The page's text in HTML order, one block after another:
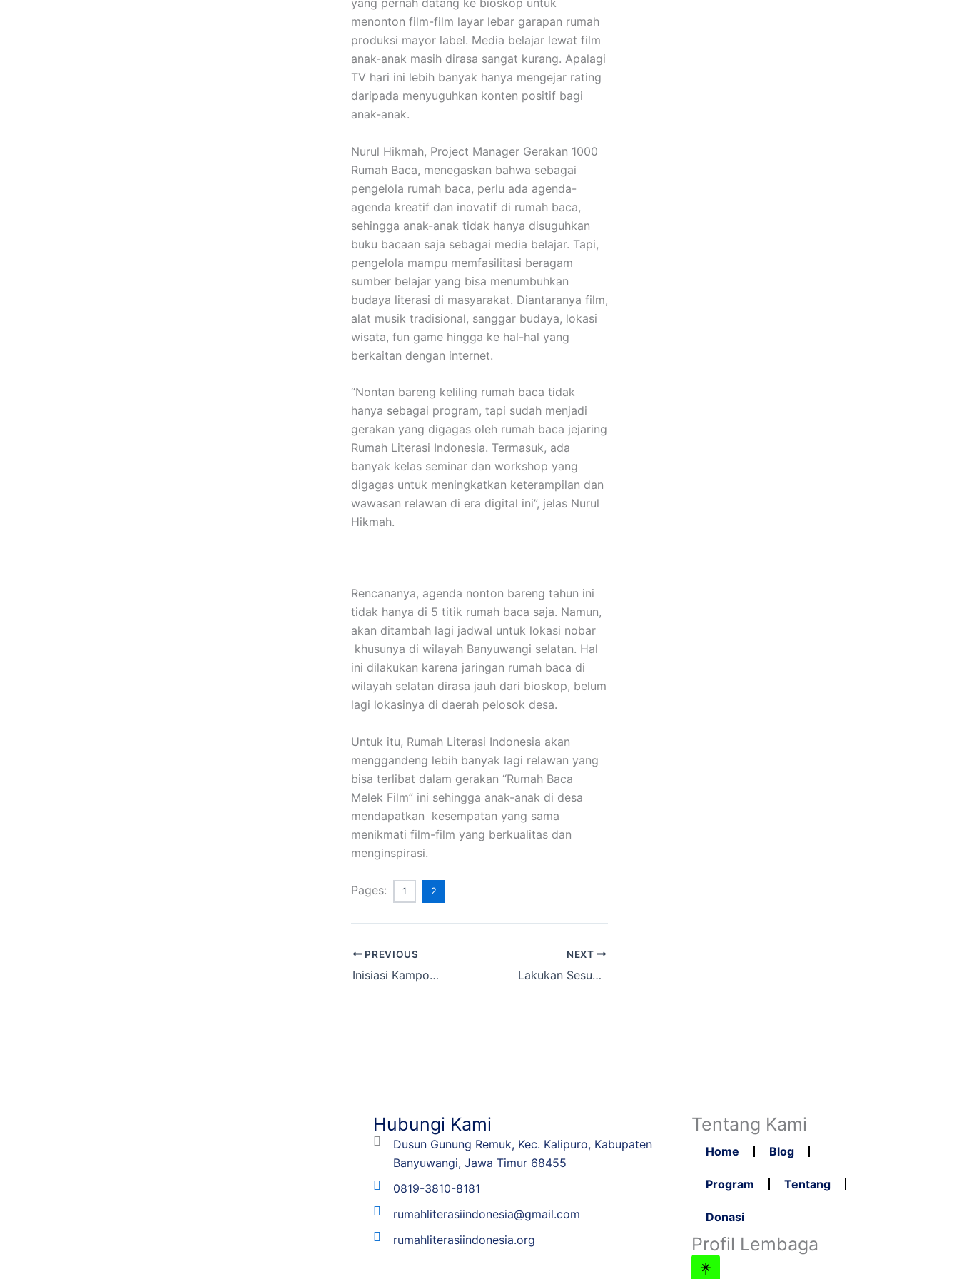
yang pernah datang ke bioskop untuk
menonton film-film layar lebar garapan rumah
produksi mayor label. Media belajar lewat film
anak-anak masih dirasa sangat kurang. Apalagi
TV hari ini lebih banyak hanya mengejar rating
daripada menyuguhkan konten positif bagi
anak-anak.
Nurul Hikmah, Project Manager Gerakan 1000
Rumah Baca, menegaskan bahwa sebagai
pengelola rumah baca, perlu ada agenda-
agenda kreatif dan inovatif di rumah baca,
sehingga anak-anak tidak hanya disuguhkan
buku bacaan saja sebagai media belajar. Tapi,
pengelola mampu memfasilitasi beragam
sumber belajar yang bisa menumbuhkan
budaya literasi di masyarakat. Diantaranya film,
alat musik tradisional, sanggar budaya, lokasi
wisata, fun game hingga ke hal-hal yang
berkaitan dengan internet.
“Nontan bareng keliling rumah baca tidak
hanya sebagai program, tapi sudah menjadi
gerakan yang digagas oleh rumah baca jejaring
Rumah Literasi Indonesia. Termasuk, ada
banyak kelas seminar dan workshop yang
digagas untuk meningkatkan keterampilan dan
wawasan relawan di era digital ini”, jelas Nurul
Hikmah.
Rencananya, agenda nonton bareng tahun ini
tidak hanya di 5 titik rumah baca saja. Namun,
akan ditambah lagi jadwal untuk lokasi nobar
khusunya di wilayah Banyuwangi selatan. Hal
ini dilakukan karena jaringan rumah baca di
wilayah selatan dirasa jauh dari bioskop, belum
lagi lokasinya di daerah pelosok desa.
Untuk itu, Rumah Literasi Indonesia akan
menggandeng lebih banyak lagi relawan yang
bisa terlibat dalam gerakan “Rumah Baca
Melek Film” ini sehingga anak-anak di desa
mendapatkan kesempatan yang sama
menikmati film-film yang berkualitas dan
menginspirasi.
Pages: 1 2
PREVIOUS
Inisiasi Kampoeng Recycle : Warga Ketapang Ubah Jelantah Jadi Sabun Cuci
NEXT
Lakukan Sesuai Kemampuan
Hubungi Kami
Dusun Gunung Remuk, Kec. Kalipuro, Kabupaten
Banyuwangi, Jawa Timur 68455
0819-3810-8181
rumahliterasiindonesia@gmail.com
rumahliterasiindonesia.org
Tentang Kami
Home Blog
Program Tentang
Donasi
Profil Lembaga